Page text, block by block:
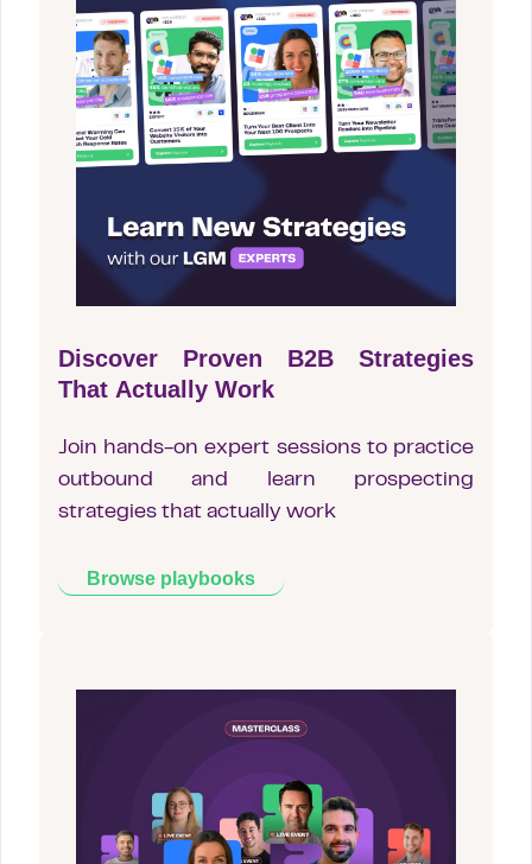
Discover Proven B2B Strategies
That Actually Work
Join hands-on expert sessions to practice
outbound and learn prospecting
strategies that actually work
Browse playbooks